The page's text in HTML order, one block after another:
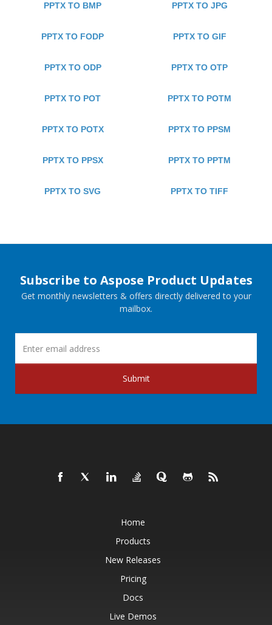
PPTX TO BMP PPTX TO JPG
PPTX TO FODP PPTX TO GIF
PPTX TO ODP PPTX TO OTP
PPTX TO POT PPTX TO POTM
PPTX TO POTX PPTX TO PPSM
PPTX TO PPSX PPTX TO PPTM
PPTX TO SVG PPTX TO TIFF
Subscribe to Aspose Product Updates
Get monthly newsletters & offers directly delivered to your
mailbox.
Submit
Home
Products
New Releases
Pricing
Docs
Live Demos